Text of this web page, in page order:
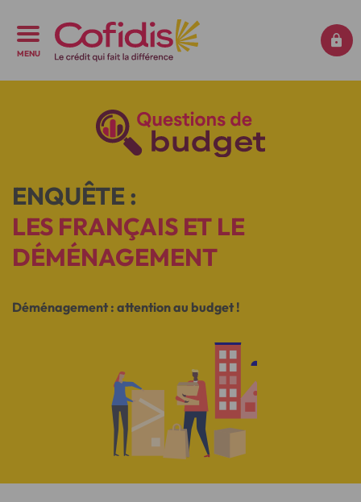
MENU
ENQUÊTE :
LES FRANÇAIS ET LE
DÉMÉNAGEMENT
Déménagement : attention au budget !